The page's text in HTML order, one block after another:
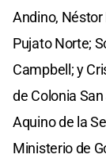
Andino,
Pujato Norte;
Campbell; y
de Colonia
Aquino de la
Ministerio de